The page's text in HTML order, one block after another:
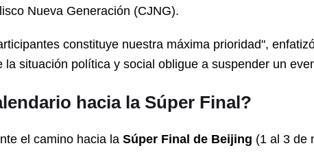
Nueva Generación (CJNG).
constituye nuestra máxima prioridad",
situación política y social obligue a suspender un
hacia la Súper Final?
el camino hacia la Súper Final de Beijing (1 al 3 de